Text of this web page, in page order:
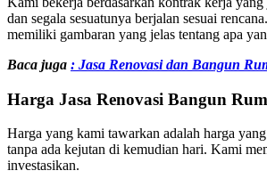
dan segala sesuatunya berjalan sesuai
memiliki gambaran yang jelas tentang apa
Baca juga : Jasa Renovasi dan Bangun
Harga Jasa Renovasi Bangun
Harga yang kami tawarkan adalah harga
tanpa ada kejutan di kemudian hari. Kami
investasikan.